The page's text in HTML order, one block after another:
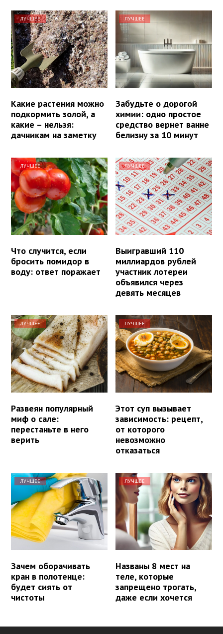
ЛУЧШЕЕ
Какие растения можно
подкормить золой, а
какие – нельзя:
дачникам на заметку
ЛУЧШЕЕ
Забудьте о дорогой
химии: одно простое
средство вернет ванне
белизну за 10 минут
ЛУЧШЕЕ
Что случится, если
бросить помидор в
воду: ответ поражает
ЛУЧШЕЕ
Выигравший 110
миллиардов рублей
участник лотереи
объявился через
девять месяцев
ЛУЧШЕЕ
Развеян популярный
миф о сале:
перестаньте в него
верить
ЛУЧШЕЕ
Этот суп вызывает
зависимость: рецепт,
от которого
невозможно
отказаться
ЛУЧШЕЕ
Зачем оборачивать
кран в полотенце:
будет сиять от
чистоты
ЛУЧШЕЕ
Названы 8 мест на
теле, которые
запрещено трогать,
даже если хочется